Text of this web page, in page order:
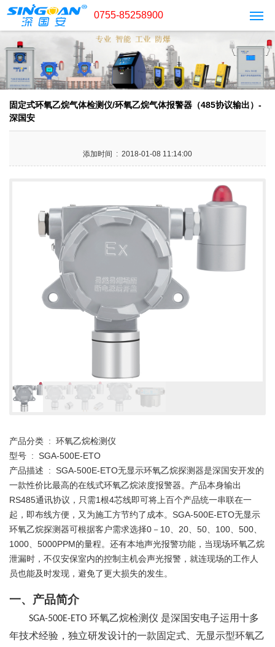
0755-85258900
固定式环氧乙烷气体检测仪/环氧乙烷气体报警器（485协议输出）-
深国安
添加时间 : 2018-01-08 11:14:00
产品分类 : 环氧乙烷检测仪
型号 : SGA-500E-ETO
产品描述 : SGA-500E-ETO无显示环氧乙烷探测器是深国安开发的
一款性价比最高的在线式环氧乙烷浓度报警器。产品本身输出
RS485通讯协议，只需1根4芯线即可将上百个产品统一串联在一
起，即布线方便，又为施工方节约了成本。SGA-500E-ETO无显示
环氧乙烷探测器可根据客户需求选择0－10、20、50、100、500、
1000、5000PPM的量程。还有本地声光报警功能，当现场环氧乙烷
泄漏时，不仅安保室内的控制主机会声光报警，就连现场的工作人
员也能及时发现，避免了更大损失的发生。
一、产品简介
SGA-500E-ETO 环氧乙烷检测仪 是深国安电子运用十多
年技术经验，独立研发设计的一款固定式、无显示型环氧乙